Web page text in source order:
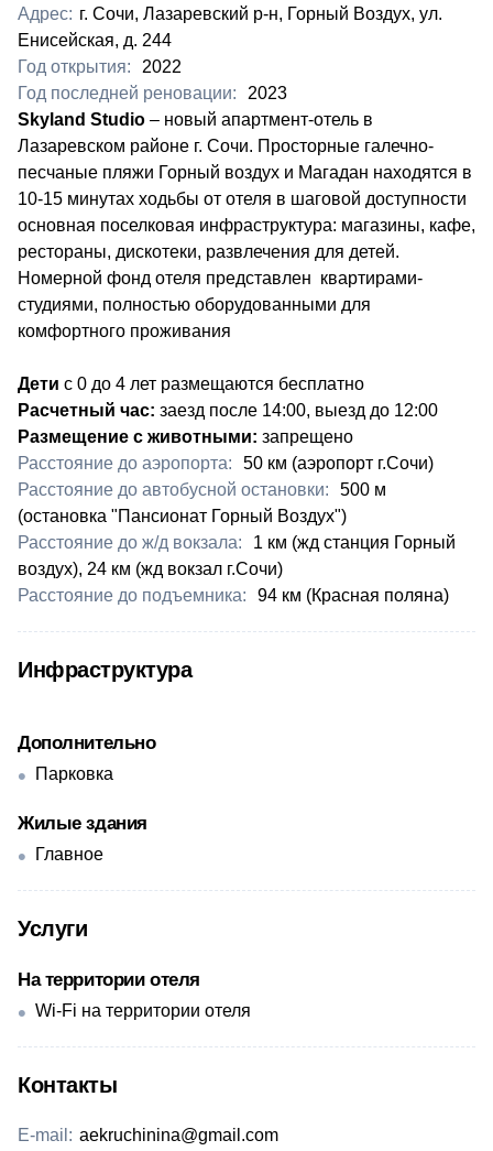
Адрес: г. Сочи, Лазаревский р-н, Горный Воздух, ул.
Енисейская, д. 244
Год открытия:
2022
Год последней реновации:
2023
Skyland Studio – новый апартмент-отель в
Лазаревском районе г. Сочи. Просторные галечно-
песчаные пляжи Горный воздух и Магадан находятся в
10-15 минутах ходьбы от отеля в шаговой доступности
основная поселковая инфраструктура: магазины, кафе,
рестораны, дискотеки, развлечения для детей.
Номерной фонд отеля представлен квартирами-
студиями, полностью оборудованными для
комфортного проживания
Дети с 0 до 4 лет размещаются бесплатно
Расчетный час: заезд после 14:00, выезд до 12:00
Размещение с животными: запрещено
Расстояние до аэропорта:
​50 км (аэропорт г.Сочи)
Расстояние до автобусной остановки:
​500 м
(остановка "Пансионат Горный Воздух")
Расстояние до ж/д вокзала:
​1 км (жд станция Горный
воздух), 24 км (жд вокзал г.Сочи)
Расстояние до подъемника:
94 км (Красная поляна)
Инфраструктура
Дополнительно
Парковка
Жилые здания
Главное
Услуги
На территории отеля
Wi-Fi на территории отеля
Контакты
E-mail: aekruchinina@gmail.com